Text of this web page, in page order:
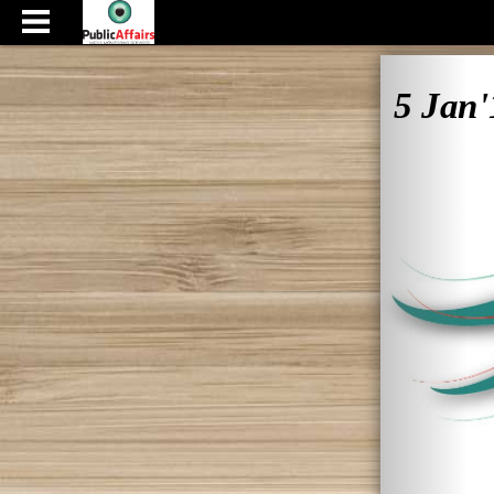
5